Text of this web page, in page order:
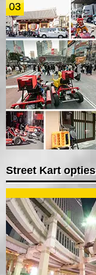
03
Street Kart opties